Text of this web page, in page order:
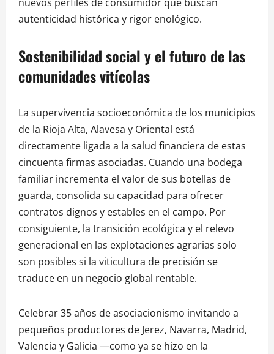
nuevos perfiles de consumidor que buscan
autenticidad histórica y rigor enológico.
Sostenibilidad social y el futuro de las
comunidades vitícolas
La supervivencia socioeconómica de los municipios
de la Rioja Alta, Alavesa y Oriental está
directamente ligada a la salud financiera de estas
cincuenta firmas asociadas. Cuando una bodega
familiar incrementa el valor de sus botellas de
guarda, consolida su capacidad para ofrecer
contratos dignos y estables en el campo. Por
consiguiente, la transición ecológica y el relevo
generacional en las explotaciones agrarias solo
son posibles si la viticultura de precisión se
traduce en un negocio global rentable.
Celebrar 35 años de asociacionismo invitando a
pequeños productores de Jerez, Navarra, Madrid,
Valencia y Galicia —como ya se hizo en la